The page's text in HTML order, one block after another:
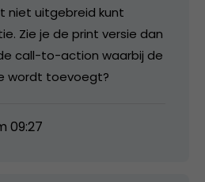
niet uitgebreid kunt
Zie je de print versie dan
call-to-action waarbij de
wordt toevoegt?
09:27